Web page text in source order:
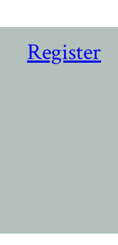
Register